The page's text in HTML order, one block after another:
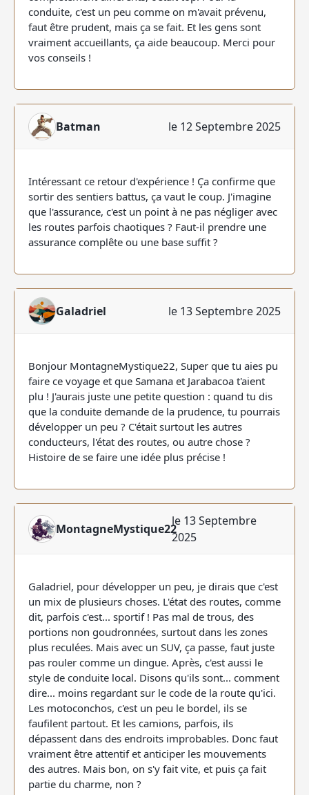
conduite, c'est un peu comme on m'avait prévenu,
faut être prudent, mais ça se fait. Et les gens sont
vraiment accueillants, ça aide beaucoup. Merci pour
vos conseils !
Batman le 12 Septembre 2025
Intéressant ce retour d'expérience ! Ça confirme que
sortir des sentiers battus, ça vaut le coup. J'imagine
que l'assurance, c'est un point à ne pas négliger avec
les routes parfois chaotiques ? Faut-il prendre une
assurance complête ou une base suffit ?
Galadriel le 13 Septembre 2025
Bonjour MontagneMystique22, Super que tu aies pu
faire ce voyage et que Samana et Jarabacoa t'aient
plu ! J'aurais juste une petite question : quand tu dis
que la conduite demande de la prudence, tu pourrais
développer un peu ? C'était surtout les autres
conducteurs, l'état des routes, ou autre chose ?
Histoire de se faire une idée plus précise !
MontagneMystique22
le 13 Septembre
2025
Galadriel, pour développer un peu, je dirais que c'est
un mix de plusieurs choses. L'état des routes, comme
dit, parfois c'est... sportif ! Pas mal de trous, des
portions non goudronnées, surtout dans les zones
plus reculées. Mais avec un SUV, ça passe, faut juste
pas rouler comme un dingue. Après, c'est aussi le
style de conduite local. Disons qu'ils sont... comment
dire... moins regardant sur le code de la route qu'ici.
Les motoconchos, c'est un peu le bordel, ils se
faufilent partout. Et les camions, parfois, ils
dépassent dans des endroits improbables. Donc faut
vraiment être attentif et anticiper les mouvements
des autres. Mais bon, on s'y fait vite, et puis ça fait
partie du charme, non ?